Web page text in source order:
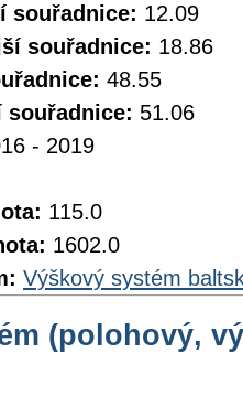
souřadnice: 12.09
souřadnice: 18.86
48.55
souřadnice: 51.06
- 2019
115.0
1602.0
Výškový systém
(polohový,